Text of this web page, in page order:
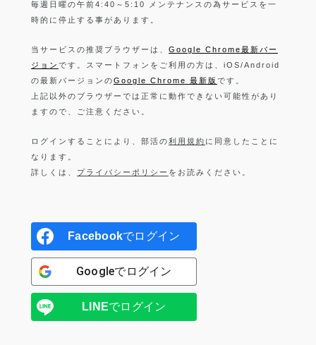
毎週日曜の午前4:40～5:10 メンテナンスの為サービスを一
時的に停止する事があります。
当サービスの推奨ブラウザーは、 Google Chrome最新バー
ジョン です。スマートフォンをご利用の方は、iOS/Android
の最新バージョンのGoogle Chrome 最新版 です。
上記以外のブラウザーでは正常に動作できない可能性があり
ますので、ご注意ください。
ログインすることにより、部活の利用規約 に同意したことに
なります。
詳しくは、 プライバシーポリシー をお読みください。
Facebookでログイン
Googleでログイン
LINEでログイン